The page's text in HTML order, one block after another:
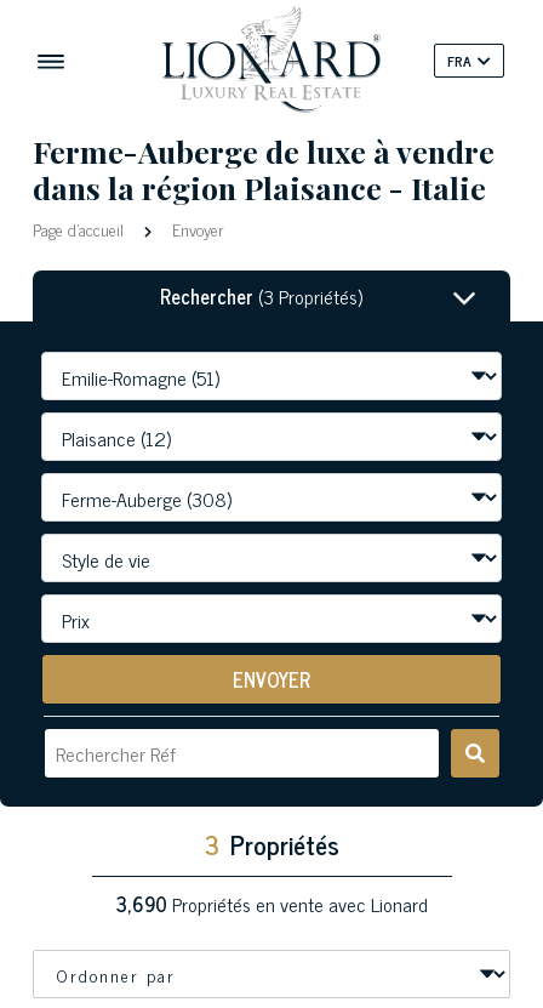
FRA
Ferme-Auberge de luxe à vendre
dans la région Plaisance - Italie
Page d'accueil Envoyer
Rechercher (3 Propriétés)
ENVOYER
3 Propriétés
3,690Propriétés en vente avec Lionard